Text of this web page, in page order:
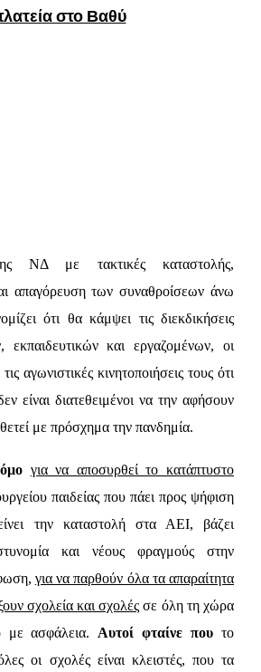
στο Βαθύ
ΝΔ με τακτικές καταστολής,
απαγόρευση των συναθροίσεων άνω
ότι θα κάμψει τις διεκδικήσεις
εκπαιδευτικών και εργαζομένων, οι
αγωνιστικές κινητοποιήσεις τους ότι
είναι διατεθειμένοι να την αφήσουν
με πρόσχημα την πανδημία.
για να αποσυρθεί το κατάπτυστο
παιδείας που πάει προς ψήφιση
την καταστολή στα ΑΕΙ, βάζει
και νέους φραγμούς στην
για να παρθούν όλα τα απαραίτητα
σχολεία και σχολές σε όλη τη χώρα
με ασφάλεια.Αυτοί φταίνε που το
οι σχολές είναι κλειστές, που τα